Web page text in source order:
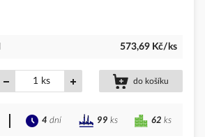
573,69 Kč/ks
ks do košíku
62 ks
4 dní 99 ks